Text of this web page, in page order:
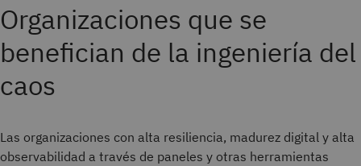
Organizaciones que se
benefician de la ingeniería del
caos
Las organizaciones con alta resiliencia, madurez digital y alta
observabilidad a través de paneles y otras herramientas